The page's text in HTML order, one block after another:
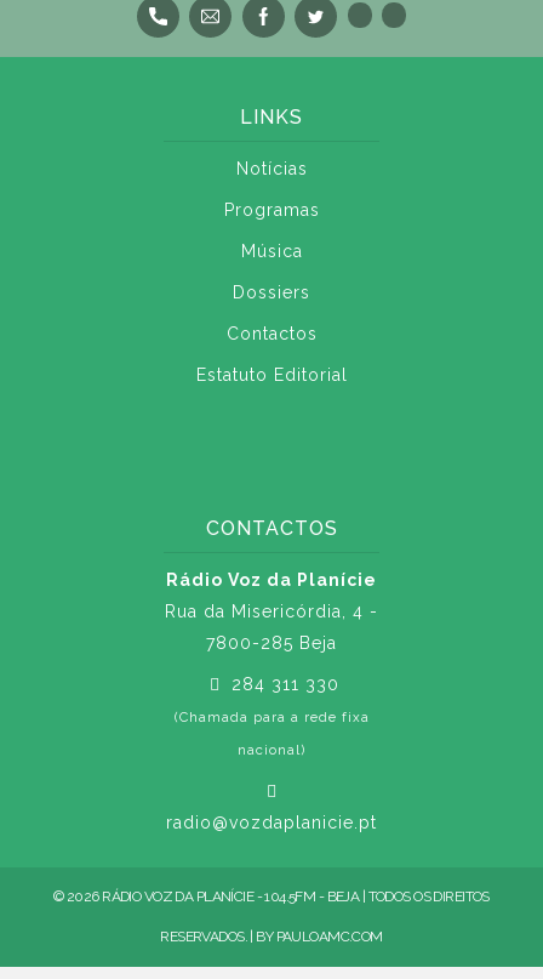
LINKS
Notícias
Programas
Música
Dossiers
Contactos
Estatuto Editorial
CONTACTOS
Rádio Voz da Planície
Rua da Misericórdia, 4 -
7800-285 Beja
284 311 330
(Chamada para a rede fixa
nacional)
radio@vozdaplanicie.pt
© 2026 RÁDIO VOZ DA PLANÍCIE - 104.5FM - BEJA | TODOS OS DIREITOS
RESERVADOS. | BY PAULOAMC.COM